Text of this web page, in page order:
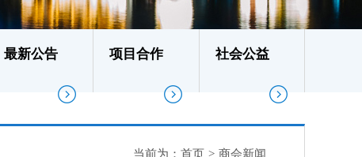
最新公告 项目合作 社会公益
当前为：首页 > 商会新闻